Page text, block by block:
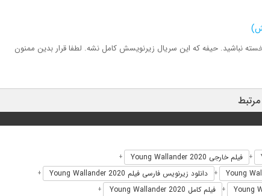
نباشید. حیفه که این سریال زیرنویسش کامل نشه. لطفا قرار بدین ممنون
+ فیلم خارجی Young Wallander 2020 +
+ دانلود زیرنویس فارسی فیلم Young Wallander 2020 +
+ فیلم کامل Young Wallander 2020 +